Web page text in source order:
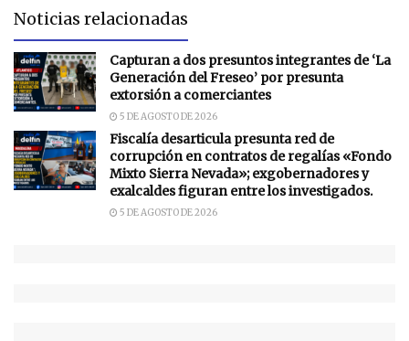
Noticias relacionadas
Capturan a dos presuntos integrantes de ‘La
Generación del Freseo’ por presunta
extorsión a comerciantes
5 DE AGOSTO DE 2026
Fiscalía desarticula presunta red de
corrupción en contratos de regalías «Fondo
Mixto Sierra Nevada»; exgobernadores y
exalcaldes figuran entre los investigados.
5 DE AGOSTO DE 2026